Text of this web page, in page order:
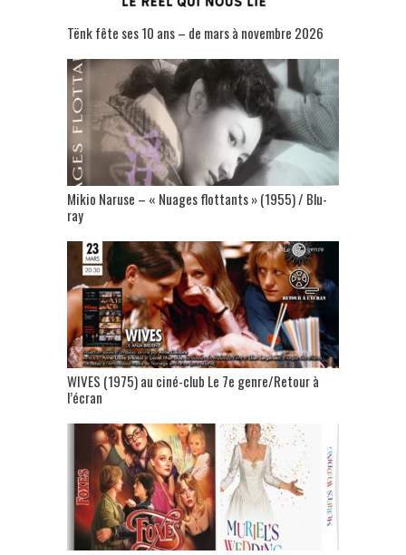
Tënk fête ses 10 ans – de mars à novembre 2026
Mikio Naruse – « Nuages flottants » (1955) / Blu-
ray
WIVES (1975) au ciné-club Le 7e genre/Retour à
l’écran